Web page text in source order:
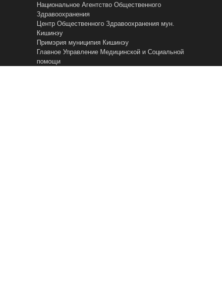
Национальное Агентство Общественного
Здравоохранения
Центр Общественного Здравоохранения мун.
Кишинэу
Примэрия муниципия Кишинэу
Главное Управление Mедицинской и Cоциальной
помощи